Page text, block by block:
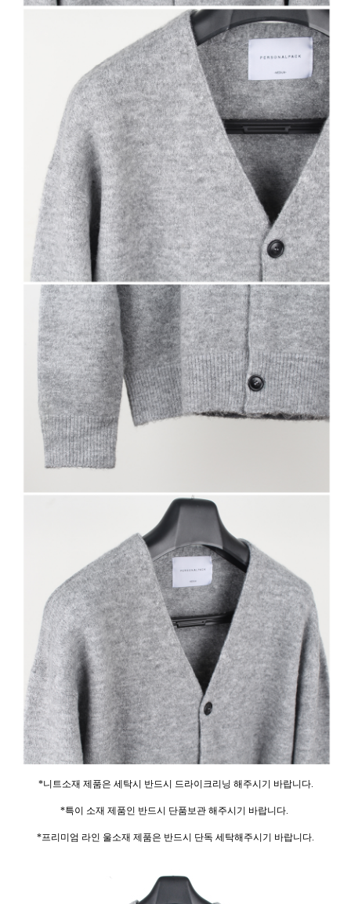
*니트소재 제품은 세탁시 반드시 드라이크리닝 해주시기 바랍니다.
*특이 소재 제품인 반드시 단품보관 해주시기 바랍니다.
*프리미엄 라인 울소재 제품은 반드시 단독 세탁해주시기 바랍니다.